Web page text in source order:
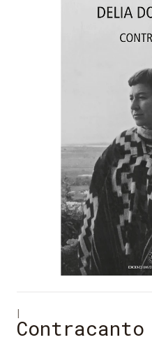
|
Contracanto